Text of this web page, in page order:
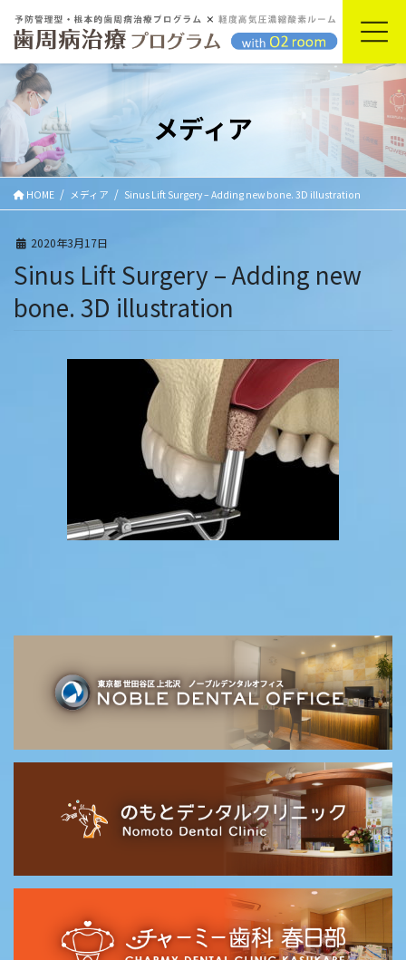
ン
に
動
ー
ョ
に
移
動
メディア
HOME メディア Sinus Lift Surgery – Adding new bone. 3D illustration
2020年3月17日
Sinus Lift Surgery – Adding new
bone. 3D illustration